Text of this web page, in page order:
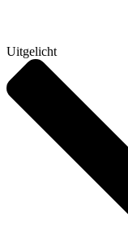
Uitgelicht